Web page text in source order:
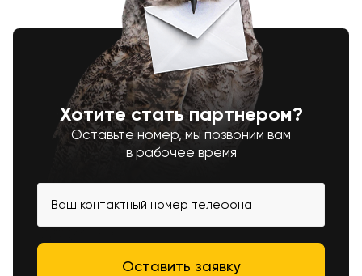
Хотите стать партнером?
Оставьте номер, мы позвоним вам
в рабочее время